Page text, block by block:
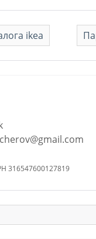
ikea
316547600127819